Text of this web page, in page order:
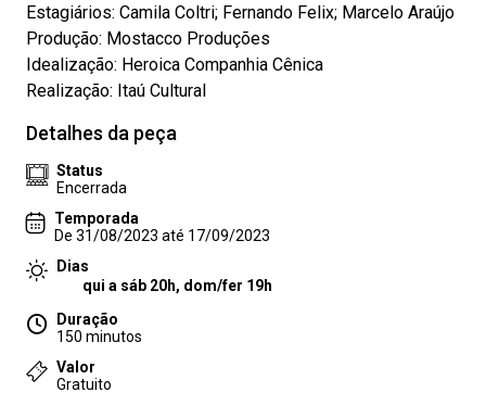
Estagiários: Camila Coltri; Fernando Felix; Marcelo Araújo
Produção: Mostacco Produções
Idealização: Heroica Companhia Cênica
Realização: Itaú Cultural
Detalhes da peça
Status
Encerrada
Temporada
De 31/08/2023 até 17/09/2023
Dias
qui a sáb 20h, dom/fer 19h
Duração
150 minutos
Valor
Gratuito